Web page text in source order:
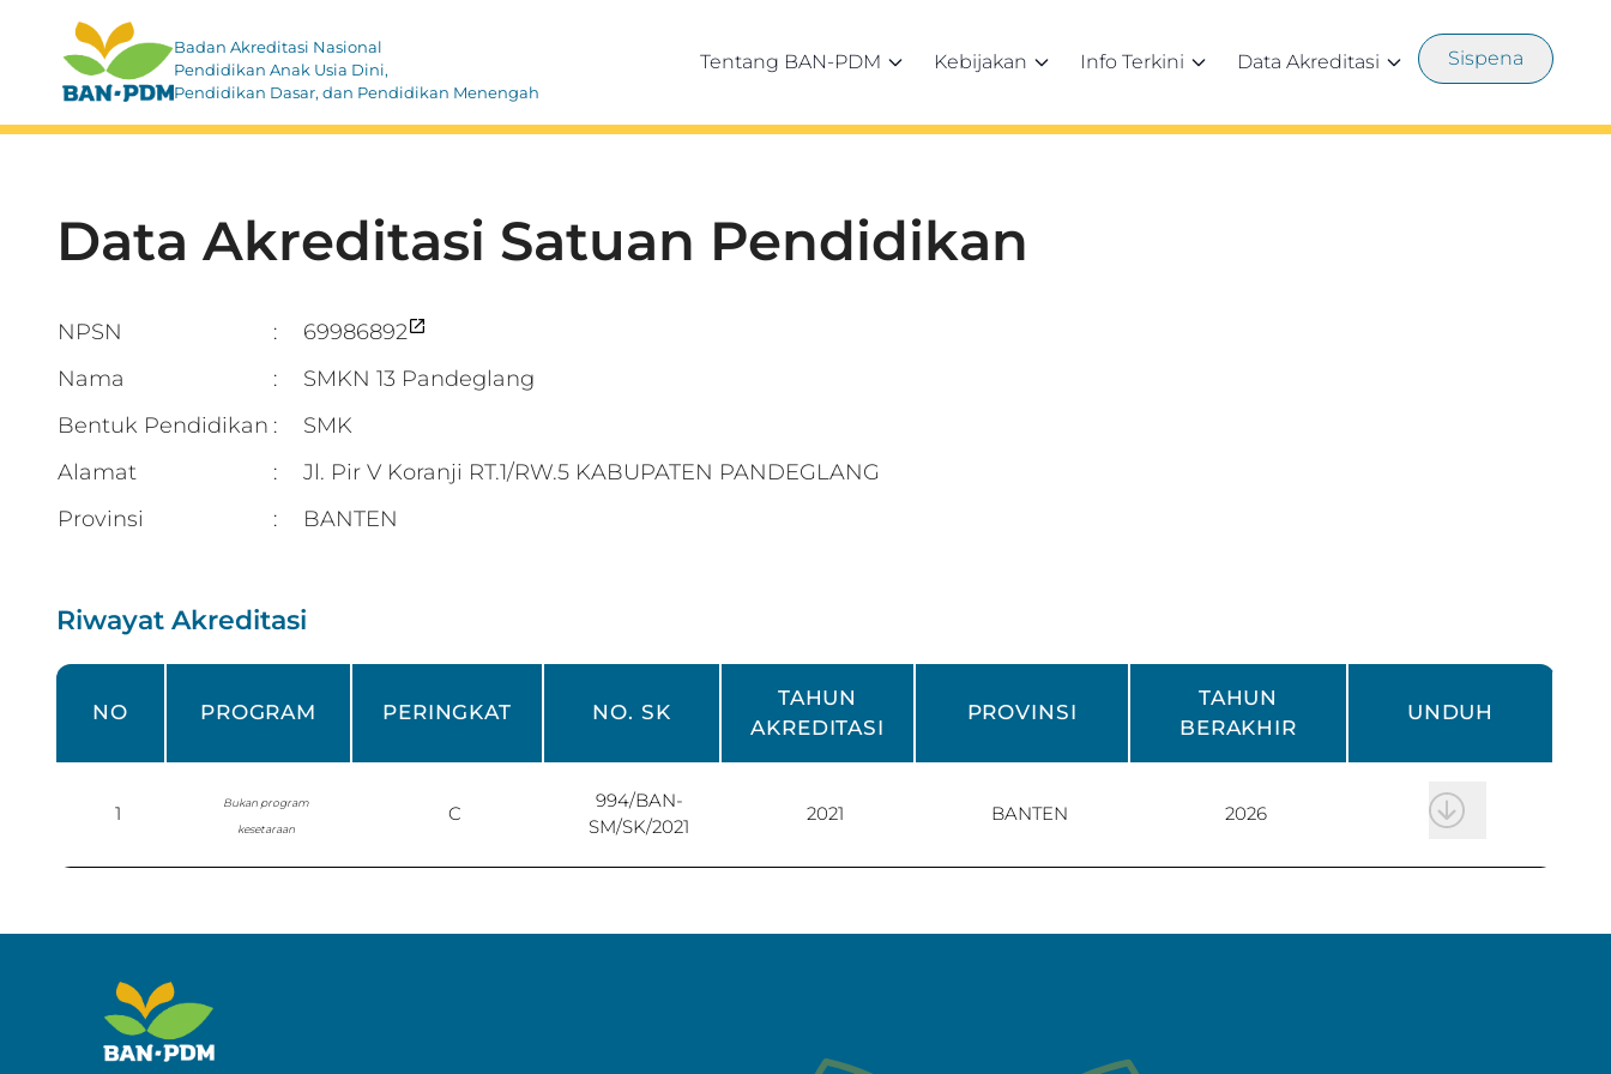
Badan Akreditasi Nasional
Pendidikan Anak Usia Dini,
Pendidikan Dasar, dan Pendidikan Menengah
Tentang BAN-PDM Kebijakan Info Terkini Data Akreditasi Sispena
Data Akreditasi Satuan Pendidikan
NPSN :
69986892
Nama
:
SMKN 13 Pandeglang
Bentuk Pendidikan :
SMK
Alamat
:
Jl. Pir V Koranji RT.1/RW.5 KABUPATEN PANDEGLANG
Provinsi
: BANTEN
Riwayat Akreditasi
NO PROGRAM PERINGKAT NO. SK
TAHUN
AKREDITASI
PROVINSI
TAHUN
BERAKHIR
UNDUH
1
Bukan program
kesetaraan
C
994/BAN-
SM/SK/2021
2021 BANTEN 2026